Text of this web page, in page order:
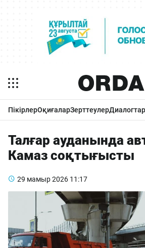
ПікірлерОқиғаларЗерттеулерДиалогтар
Талғар ауданында
Камаз соқтығысты
29 мамыр 2026 11:17